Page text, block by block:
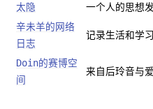
太隐
一个人的思想
辛未羊的网络
日志
记录生活和学习
Doin的赛博空
间
来自后玲音与